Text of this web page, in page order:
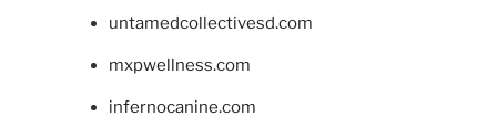
untamedcollectivesd.com
mxpwellness.com
infernocanine.com